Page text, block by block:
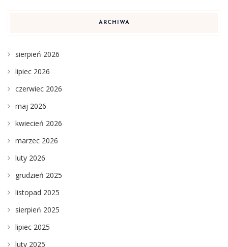
ARCHIWA
sierpień 2026
lipiec 2026
czerwiec 2026
maj 2026
kwiecień 2026
marzec 2026
luty 2026
grudzień 2025
listopad 2025
sierpień 2025
lipiec 2025
luty 2025